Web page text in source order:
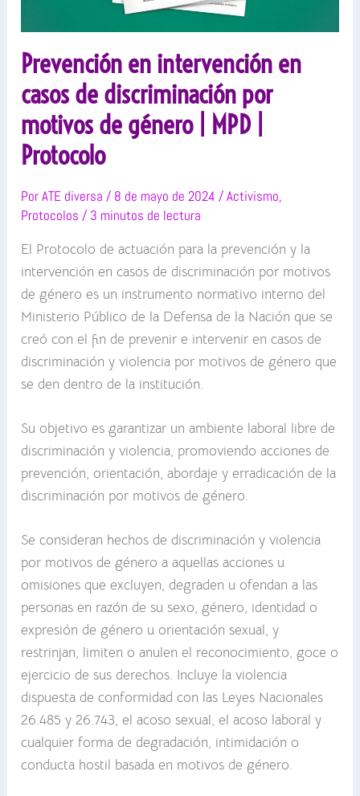
Prevención en intervención en
casos de discriminación por
motivos de género | MPD |
Protocolo
PorATE diversa/ 8 de mayo de 2024/Activismo,
Protocolos / 3 minutos de lectura
El Protocolo de actuación para la prevención y la
intervención en casos de discriminación por motivos
de género es un instrumento normativo interno del
Ministerio Público de la Defensa de la Nación que se
creó con el fin de prevenir e intervenir en casos de
discriminación y violencia por motivos de género que
se den dentro de la institución.
Su objetivo es garantizar un ambiente laboral libre de
discriminación y violencia, promoviendo acciones de
prevención, orientación, abordaje y erradicación de la
discriminación por motivos de género.
Se consideran hechos de discriminación y violencia
por motivos de género a aquellas acciones u
omisiones que excluyen, degraden u ofendan a las
personas en razón de su sexo, género, identidad o
expresión de género u orientación sexual, y
restrinjan, limiten o anulen el reconocimiento, goce o
ejercicio de sus derechos. Incluye la violencia
dispuesta de conformidad con las Leyes Nacionales
26.485 y 26.743, el acoso sexual, el acoso laboral y
cualquier forma de degradación, intimidación o
conducta hostil basada en motivos de género.